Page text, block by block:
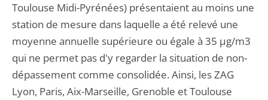
Toulouse Midi-Pyrénées) présentaient au moins une
station de mesure dans laquelle a été relevé une
moyenne annuelle supérieure ou égale à 35 µg/m3
qui ne permet pas d'y regarder la situation de non-
dépassement comme consolidée. Ainsi, les ZAG
Lyon, Paris, Aix-Marseille, Grenoble et Toulouse